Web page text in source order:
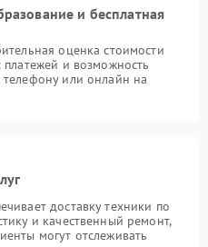
и бесплатная
оценка стоимости
платежей и возможность
телефону или онлайн на
доставку техники по
и качественный ремонт,
могут отслеживать